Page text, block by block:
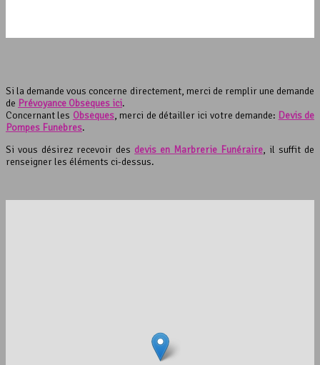
Si la demande vous concerne directement, merci de remplir une demande
de Prévoyance Obsèques ici.
Concernant les Obsèques, merci de détailler ici votre demande: Devis de
Pompes Funèbres.
Si vous désirez recevoir des devis en Marbrerie Funéraire, il suffit de
renseigner les éléments ci-dessus.